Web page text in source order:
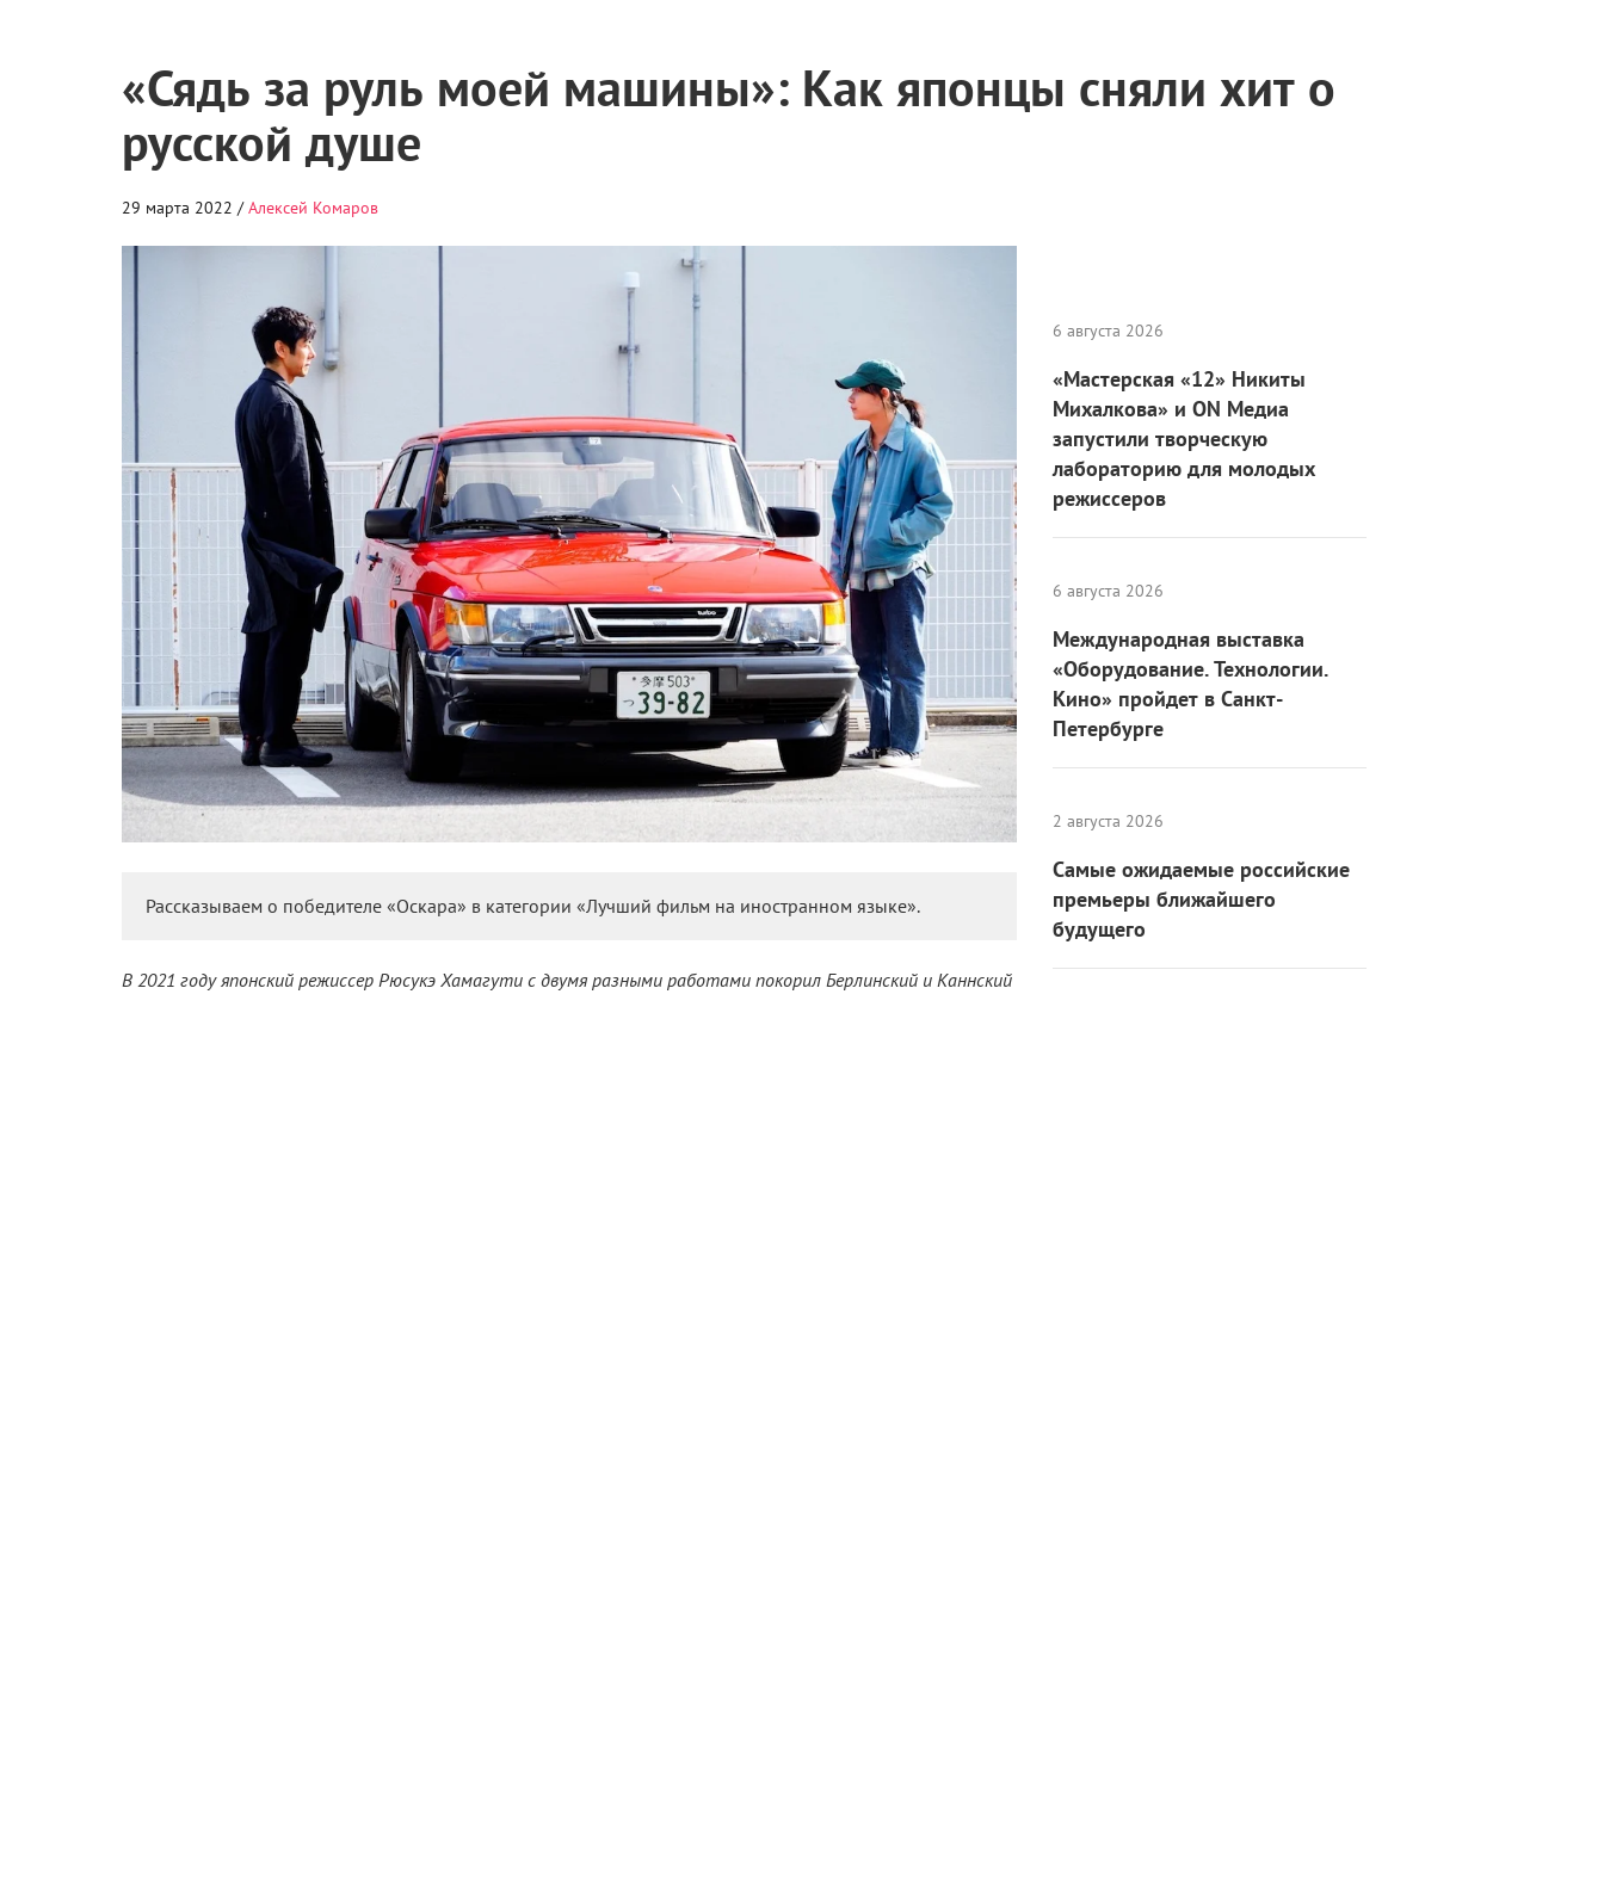
«Сядь за руль моей машины»: Как японцы сняли хит о
русской душе
29 марта 2022 /Алексей Комаров
Рассказываем о победителе «Оскара» в категории «Лучший фильм на иностранном языке».
В 2021 году японский режиссер Рюсукэ Хамагути с двумя разными работами покорил Берлинский и Каннский
6 августа 2026
«Мастерская «12» Никиты
Михалкова» и ON Медиа
запустили творческую
лабораторию для молодых
режиссеров
6 августа 2026
Международная выставка
«Оборудование. Технологии.
Кино» пройдет в Санкт-
Петербурге
2 августа 2026
Самые ожидаемые российские
премьеры ближайшего
будущего